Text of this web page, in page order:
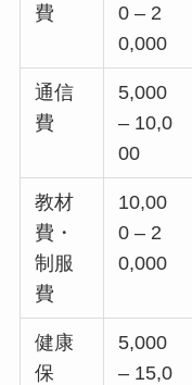
費
0 – 2
0,000
通信
費
5,000
– 10,0
00
教材
費・
制服
費
10,00
0 – 2
0,000
健康
保
5,000
– 15,0